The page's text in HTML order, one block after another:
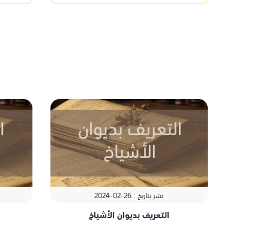
نشر بتاريخ : 26- 02-
2024
التعريف بديوان الأشياخ